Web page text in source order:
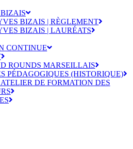
BIZAIS | RÈGLEMENT
BIZAIS | LAURÉATS
CONTINUE
ROUNDS MARSEILLAIS
PÉDAGOGIQUES (HISTORIQUE)
DE FORMATION DES